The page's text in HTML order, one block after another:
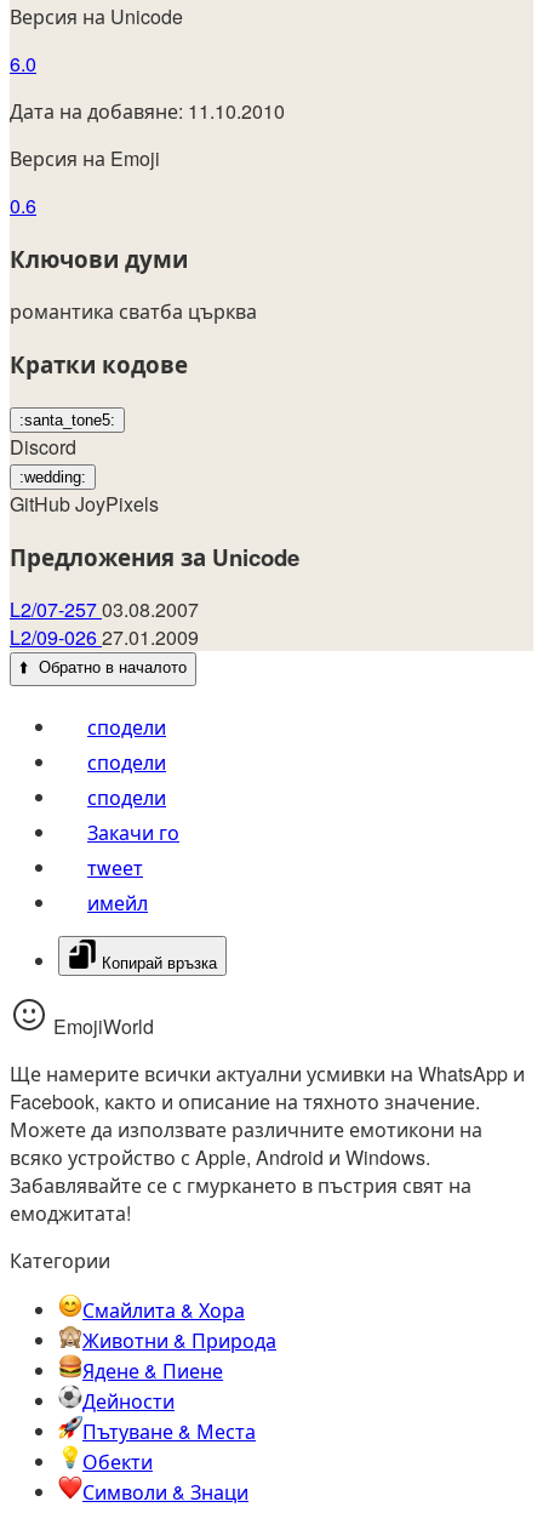
Версия на Unicode
6.0
Дата на добавяне: 11.10.2010
Версия на Emoji
0.6
Ключови думи
романтика сватба църква
Кратки кодове
:santa_tone5:
Discord
:wedding:
GitHubJoyPixels
Предложения за Unicode
L2/07-25703.08.2007
L2/09-02627.01.2009
⬆️ Обратно в началото
сподели
сподели
сподели
Закачи го
тwеет
имейл
Копирай връзка
EmojiWorld
Ще намерите всички актуални усмивки на WhatsApp и
Facebook, както и описание на тяхното значение.
Можете да използвате различните емотикони на
всяко устройство с Apple, Android и Windows.
Забавлявайте се с гмуркането в пъстрия свят на
емоджитата!
Категории
Смайлита & Хора
Животни & Природа
Ядене & Пиене
Дейности
Пътуване & Места
Обекти
Символи & Знаци